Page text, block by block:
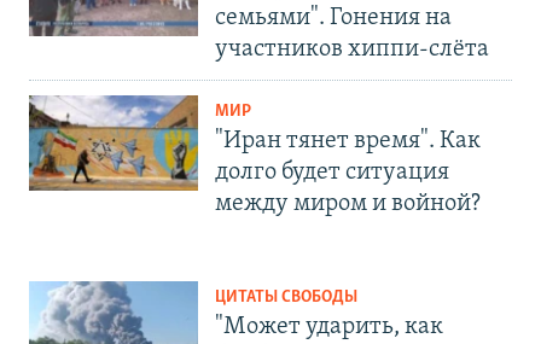
семьями". Гонения на
участников хиппи-слёта
МИР
"Иран тянет время". Как
долго будет ситуация
между миром и войной?
ЦИТАТЫ СВОБОДЫ
"Может ударить, как